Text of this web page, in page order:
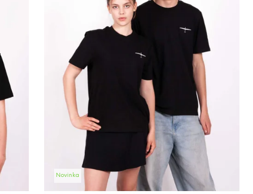
Novinka